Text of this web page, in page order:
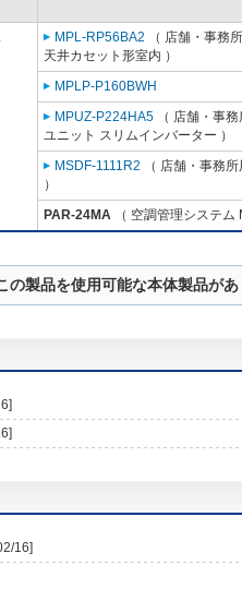
MPL-RP56BA2 （ 店舗・事務
天井カセット形室内 ）
MPLP-P160BWH
MPUZ-P224HA5 （ 店舗・事
ユニット スリムインバーター ）
MSDF-1111R2 （ 店舗・事務
）
PAR-24MA （ 空調管理システム
の製品を使用可能な本体製品が
16]